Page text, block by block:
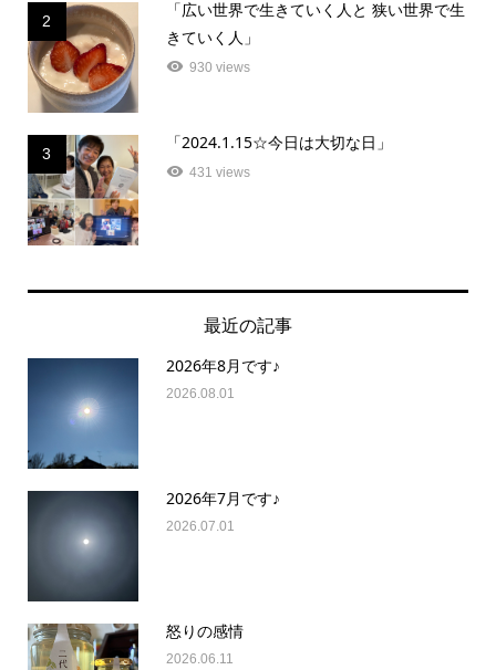
2
「広い世界で生きていく人と 狭い世界で生
きていく人」
930 views
3
「2024.1.15☆今日は大切な日」
431 views
最近の記事
2026年8月です♪
2026.08.01
2026年7月です♪
2026.07.01
怒りの感情
2026.06.11